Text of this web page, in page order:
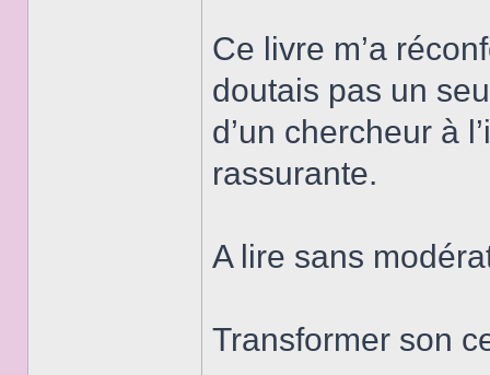
Ce livre m’a
doutais pas un
d’un chercheur à
rassurante.
A lire sans
Transformer son